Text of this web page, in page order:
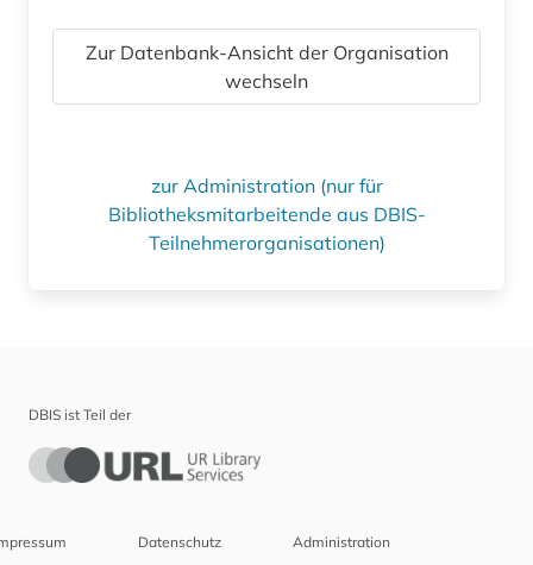
Zur Datenbank-Ansicht der Organisation
wechseln
zur Administration (nur für
Bibliotheksmitarbeitende aus DBIS-
Teilnehmerorganisationen)
DBIS ist Teil der
Datenschutz Administration